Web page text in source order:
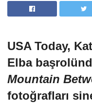
USA Today,
Elba
Mountain
fotoğrafları